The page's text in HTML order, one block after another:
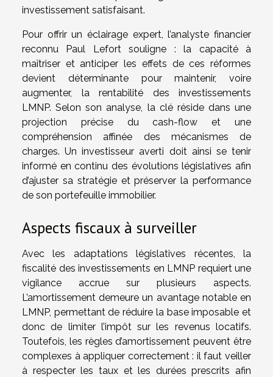
investissement satisfaisant.
Pour offrir un éclairage expert, l’analyste financier
reconnu Paul Lefort souligne : la capacité à
maîtriser et anticiper les effets de ces réformes
devient déterminante pour maintenir, voire
augmenter, la rentabilité des investissements
LMNP. Selon son analyse, la clé réside dans une
projection précise du cash-flow et une
compréhension affinée des mécanismes de
charges. Un investisseur averti doit ainsi se tenir
informé en continu des évolutions législatives afin
d’ajuster sa stratégie et préserver la performance
de son portefeuille immobilier.
Aspects fiscaux à surveiller
Avec les adaptations législatives récentes, la
fiscalité des investissements en LMNP requiert une
vigilance accrue sur plusieurs aspects.
L’amortissement demeure un avantage notable en
LMNP, permettant de réduire la base imposable et
donc de limiter l’impôt sur les revenus locatifs.
Toutefois, les règles d’amortissement peuvent être
complexes à appliquer correctement : il faut veiller
à respecter les taux et les durées prescrits afin